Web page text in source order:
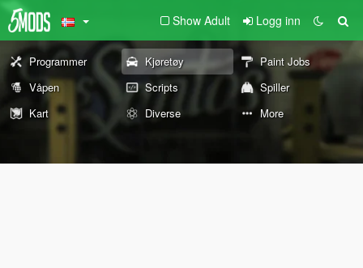
Show Adult Logg inn
Programmer Kjøretøy
Paint Jobs
Våpen
Scripts
Spiller
Kart
Diverse More